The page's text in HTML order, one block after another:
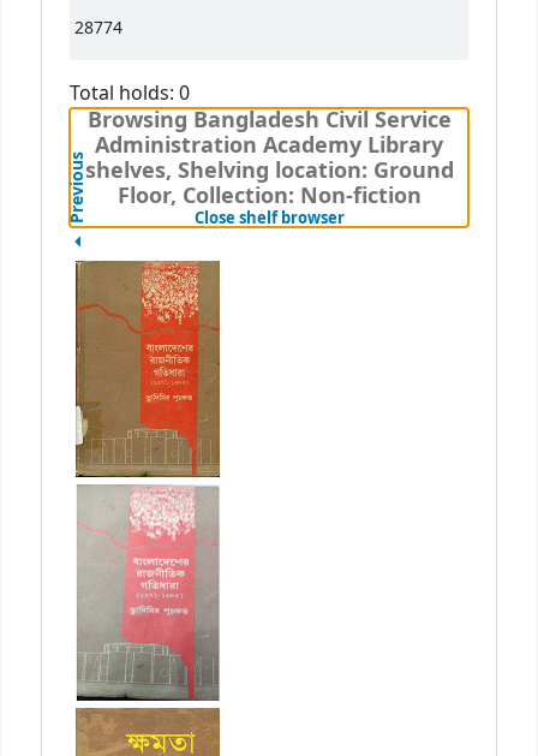
28774
Total holds: 0
Browsing Bangladesh Civil Service
Administration Academy Library
shelves, Shelving location: Ground
Floor, Collection: Non-fiction
Close shelf browser(Hides shelf browser)
Previous